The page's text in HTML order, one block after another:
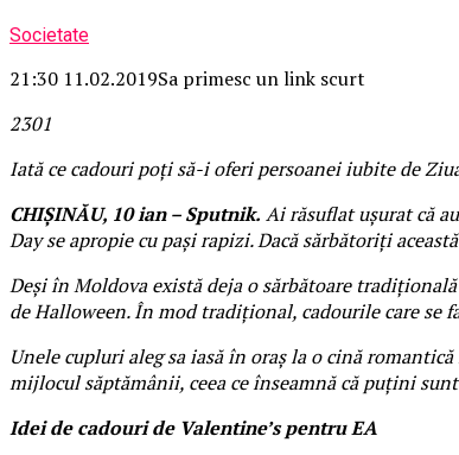
Societate
21:30 11.02.2019Sa primesc un link scurt
2301
Iată ce cadouri poți să-i oferi persoanei iubite de
CHIȘINĂU, 10 ian – Sputnik. Ai răsuflat ușurat că
Day se apropie cu pași rapizi. Dacă sărbătoriți
Deși în Moldova există deja o sărbătoare
de Halloween. În mod tradițional, cadourile care se
Unele cupluri aleg sa iasă în oraș la o cină
mijlocul săptămânii, ceea ce înseamnă că puțini
Idei de cadouri de Valentine’s pentru EA